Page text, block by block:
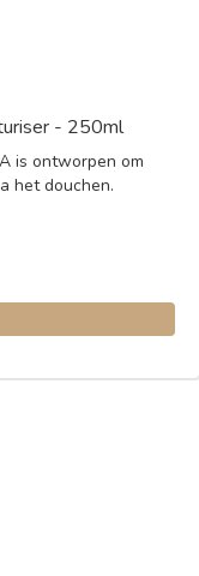
- 250ml
is ontworpen om
het douchen.